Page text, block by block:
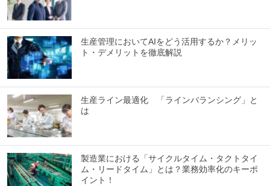
生産管理においてAIをどう活用するか？メリッ
ト・デメリットを徹底解説
生産ライン最適化 「ラインバランシング」と
は
製造業における「サイクルタイム・タクトタイ
ム・リードタイム」とは？業務効率化のキーポ
イント！